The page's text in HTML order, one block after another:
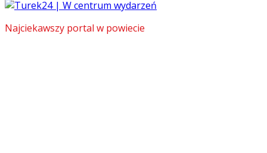
Najciekawszy portal w powiecie